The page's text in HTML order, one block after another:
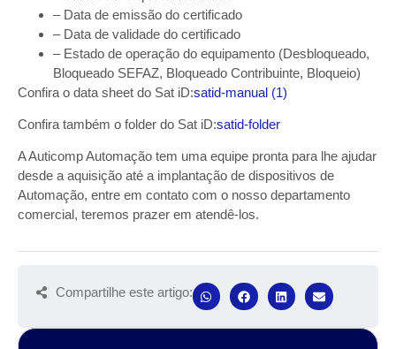
– Data de emissão do certificado
– Data de validade do certificado
– Estado de operação do equipamento (Desbloqueado,
Bloqueado SEFAZ, Bloqueado Contribuinte, Bloqueio)
Confira o data sheet do Sat iD:satid-manual (1)
Confira também o folder do Sat iD:satid-folder
A Auticomp Automação tem uma equipe pronta para lhe ajudar
desde a aquisição até a implantação de dispositivos de
Automação, entre em contato com o nosso departamento
comercial, teremos prazer em atendê-los.
Compartilhe este artigo: